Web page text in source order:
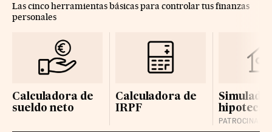
Las cinco herramientas básicas para controlar tus finanzas
personales
Calculadora de
sueldo neto
Calculadora de
IRPF
hipotecas